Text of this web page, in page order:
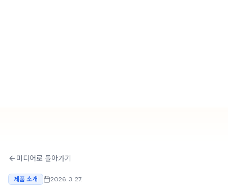
미디어로 돌아가기
제품 소개 2026. 3. 27.